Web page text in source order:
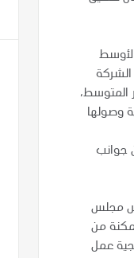
وتمتلك الشركة
المتوسط،
وصولها
جوانب
مجلس
من
عمل